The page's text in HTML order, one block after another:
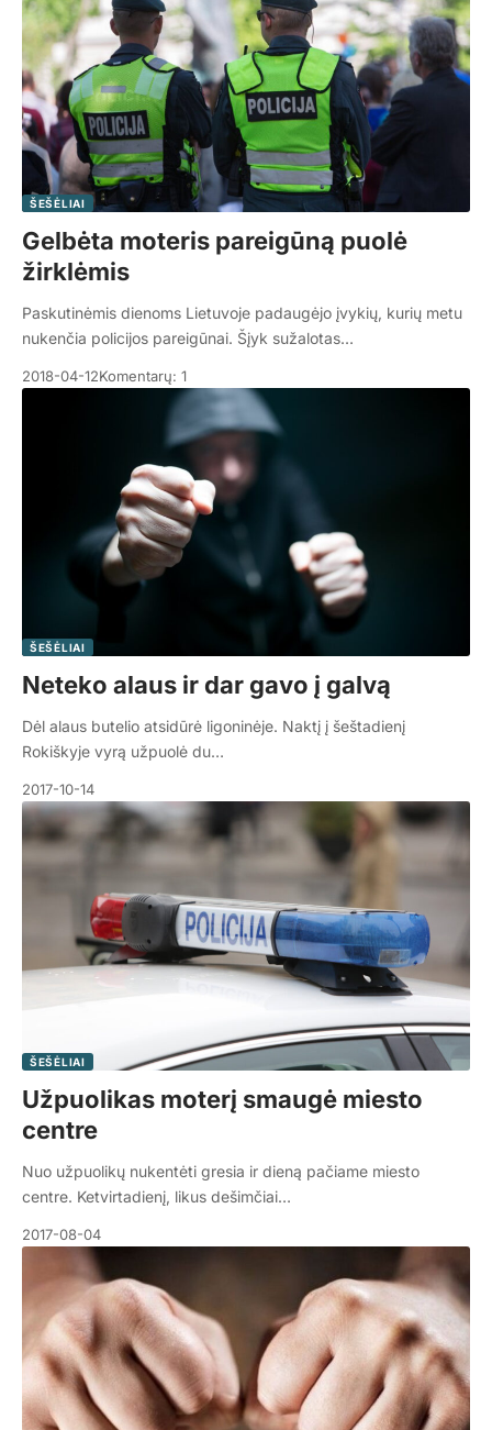
ŠEŠĖLIAI
Gelbėta moteris pareigūną puolė
žirklėmis
Paskutinėmis dienoms Lietuvoje padaugėjo įvykių, kurių metu
nukenčia policijos pareigūnai. Šįyk sužalotas…
2018-04-12Komentarų: 1
ŠEŠĖLIAI
Neteko alaus ir dar gavo į galvą
Dėl alaus butelio atsidūrė ligoninėje. Naktį į šeštadienį
Rokiškyje vyrą užpuolė du…
2017-10-14
ŠEŠĖLIAI
Užpuolikas moterį smaugė miesto
centre
Nuo užpuolikų nukentėti gresia ir dieną pačiame miesto
centre. Ketvirtadienį, likus dešimčiai…
2017-08-04